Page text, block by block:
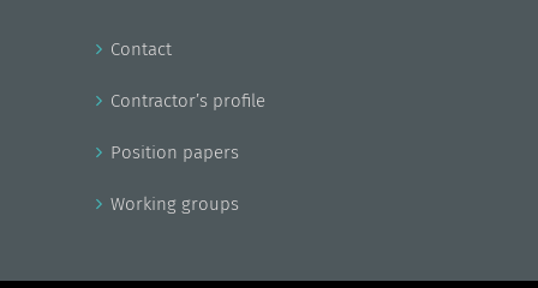
Contact
Contractor’s profile
Position papers
Working groups